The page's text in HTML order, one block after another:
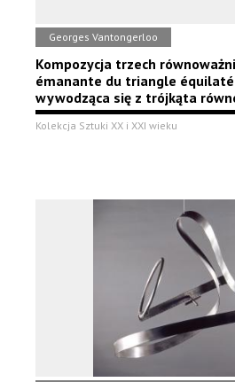
Georges Vantongerloo
Kompozycja trzech
émanante du triangle
wywodząca się z trójkąta
Kolekcja Sztuki XX i XXI wieku